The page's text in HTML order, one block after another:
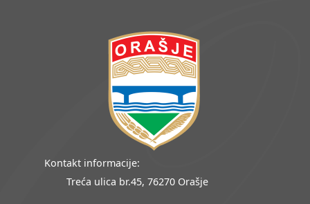
Kontakt informacije:
Treća ulica br.45, 76270 Orašje